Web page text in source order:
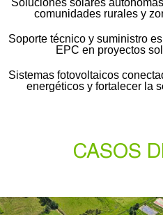
Soluciones solares
comunidades rurales y
Soporte técnico y suministro
EPC en proyectos
Sistemas fotovoltaicos
energéticos y fortalecer la
CASOS